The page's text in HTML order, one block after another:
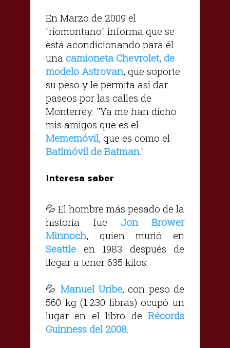
En Marzo de 2009 el
"riomontano" informa que se
está acondicionando para él
una camioneta Chevrolet, de
modelo Astrovan, que soporte
su peso y le permita así dar
paseos por las calles de
Monterrey. ''Ya me han dicho
mis amigos que es el
Mememóvil, que es como el
Batimóvil de Batman."
Interesa saber
💦 El hombre más pesado de la
historia fue Jon Brower
Minnoch, quien murió en
Seattle en 1983 después de
llegar a tener 635 kilos.
💦 Manuel Uribe, con peso de
560 kg (1.230 libras) ocupó un
lugar en el libro de Récords
Guinness del 2008